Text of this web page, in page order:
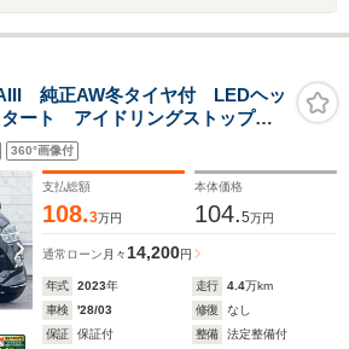
純正AW冬タイヤ付 LEDヘッ
タート アイドリングストップ
防止装置 ダブルエアバッグ
360°画像付
支払総額
108.3万円
本体価格
104.5万円
通常ローン 月々 14,200円
年式 2023年 走行 4.4万km
車検
'28/03 修復
なし
保証
保証付 整備
法定整備付